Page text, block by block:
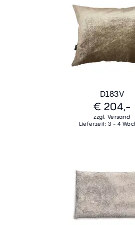
D183V
€ 204,-
zzgl. Versand
Lieferzeit: 3 - 4